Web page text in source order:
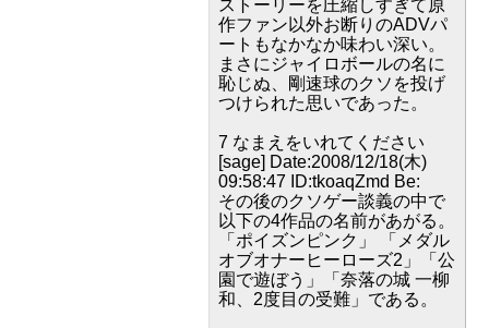
ストーリーを圧縮しすぎて原
作ファン以外お断りのADVパ
ートもなかなか味わい深い。
まさにジャイロボールの名に
恥じぬ、剛速球のクソを投げ
つけられた思いであった。
7 なまえをいれてください
[sage] Date:2008/12/18(木)
09:58:47 ID:tkoaqZmd Be:
その後のクソゲー談義の中で
以下の4作品の名前があがる。
「ポイズンピンク」 「メダル
オブオナーヒーローズ2」「公
園で遊ぼう」「奈落の城 一柳
和、2度目の受難」である。